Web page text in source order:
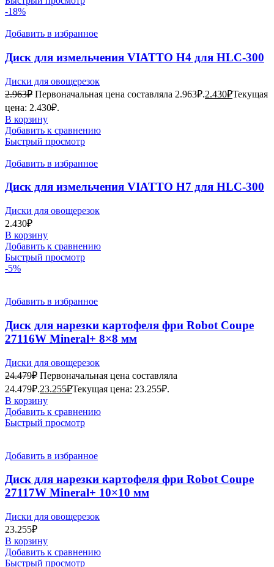
-18%
Добавить в избранное
Диск для измельчения VIATTO H4 для HLC-300
Диски для овощерезок
2.963₽ Первоначальная цена составляла 2.963₽.2.430₽Текущая
цена: 2.430₽.
В корзину
Добавить к сравнению
Быстрый просмотр
Добавить в избранное
Диск для измельчения VIATTO H7 для HLC-300
Диски для овощерезок
2.430₽
В корзину
Добавить к сравнению
Быстрый просмотр
-5%
Добавить в избранное
Диск для нарезки картофеля фри Robot Coupe
27116W Mineral+ 8×8 мм
Диски для овощерезок
24.479₽ Первоначальная цена составляла
24.479₽.23.255₽Текущая цена: 23.255₽.
В корзину
Добавить к сравнению
Быстрый просмотр
Добавить в избранное
Диск для нарезки картофеля фри Robot Coupe
27117W Mineral+ 10×10 мм
Диски для овощерезок
23.255₽
В корзину
Добавить к сравнению
Быстрый просмотр